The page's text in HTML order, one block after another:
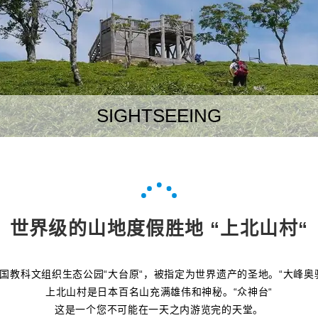
SIGHTSEEING
世界级的山地度假胜地 “上北山村“
教科文组织生态公园“大台原“，被指定为世界遗产的圣地。“大峰奥
上北山村是日本百名山充满雄伟和神秘。“众神台“
这是一个您不可能在一天之内游览完的天堂。